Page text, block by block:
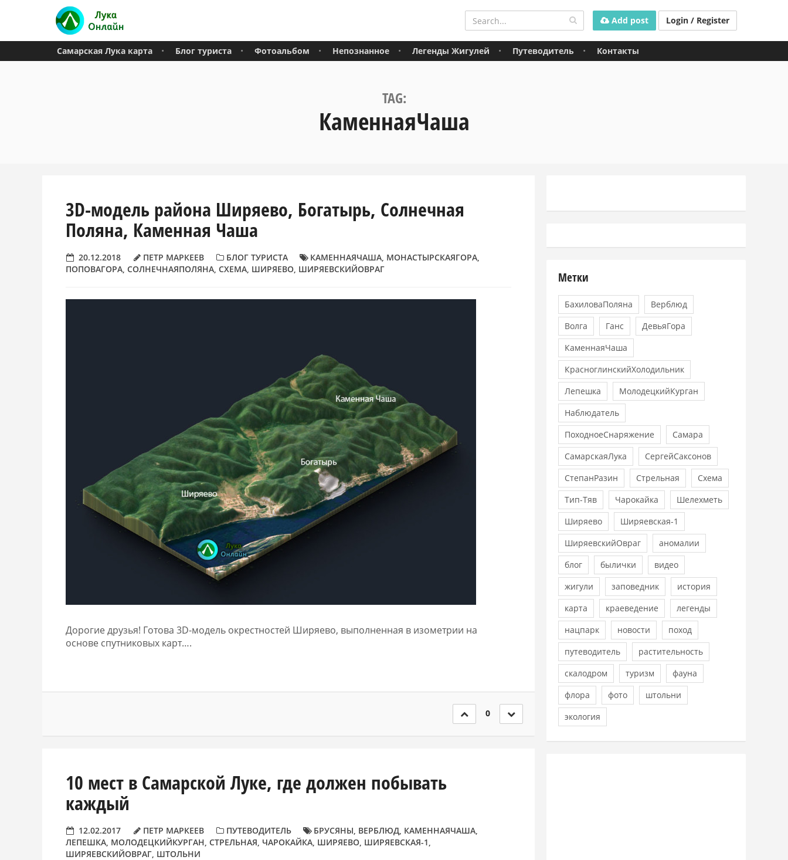
Add post Login / Register
Самарская Лука карта Блог туриста Фотоальбом Непознанное Легенды Жигулей Путеводитель Контакты
TAG:
КаменнаяЧаша
3D-модель района Ширяево, Богатырь, Солнечная
Поляна, Каменная Чаша
20.12.2018 ПЕТР МАРКЕЕВ БЛОГ ТУРИСТА КАМЕННАЯЧАША, МОНАСТЫРСКАЯГОРА,
ПОПОВАГОРА, СОЛНЕЧНАЯПОЛЯНА, СХЕМА, ШИРЯЕВО, ШИРЯЕВСКИЙОВРАГ
Дорогие друзья! Готова 3D-модель окрестностей Ширяево, выполненная в изометрии на
основе спутниковых карт….
0
10 мест в Самарской Луке, где должен побывать
каждый
12.02.2017 ПЕТР МАРКЕЕВ ПУТЕВОДИТЕЛЬ БРУСЯНЫ, ВЕРБЛЮД, КАМЕННАЯЧАША,
ЛЕПЕШКА, МОЛОДЕЦКИЙКУРГАН, СТРЕЛЬНАЯ, ЧАРОКАЙКА, ШИРЯЕВО, ШИРЯЕВСКАЯ-1,
ШИРЯЕВСКИЙОВРАГ, ШТОЛЬНИ
Метки
БахиловаПоляна
Верблюд
Волга
Ганс
ДевьяГора
КаменнаяЧаша
КрасноглинскийХолодильник
Лепешка
МолодецкийКурган
Наблюдатель
ПоходноеСнаряжение
Самара
СамарскаяЛука
СергейСаксонов
СтепанРазин
Стрельная
Схема
Тип-Тяв
Чарокайка
Шелехметь
Ширяево
Ширяевская-1
ШиряевскийОвраг
аномалии
блог
былички
видео
жигули
заповедник
история
карта
краеведение
легенды
нацпарк
новости
поход
путеводитель
растительность
скалодром
туризм
фауна
флора
фото
штольни
экология